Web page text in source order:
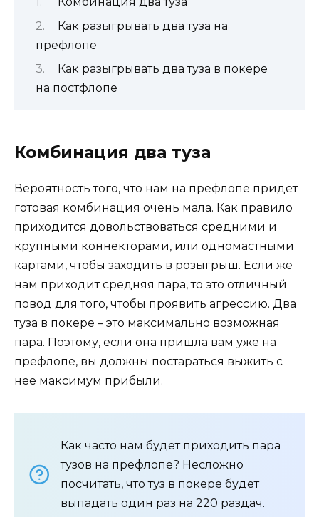
Как разыгрывать два туза на
префлопе
Как разыгрывать два туза в покере
на постфлопе
Комбинация два туза
Вероятность того, что нам на префлопе придет
готовая комбинация очень мала. Как правило
приходится довольствоваться средними и
крупными коннекторами, или одномастными
картами, чтобы заходить в розыгрыш. Если же
нам приходит средняя пара, то это отличный
повод для того, чтобы проявить агрессию. Два
туза в покере – это максимально возможная
пара. Поэтому, если она пришла вам уже на
префлопе, вы должны постараться выжить с
нее максимум прибыли.
Как часто нам будет приходить пара
тузов на префлопе? Несложно
посчитать, что туз в покере будет
выпадать один раз на 220 раздач.